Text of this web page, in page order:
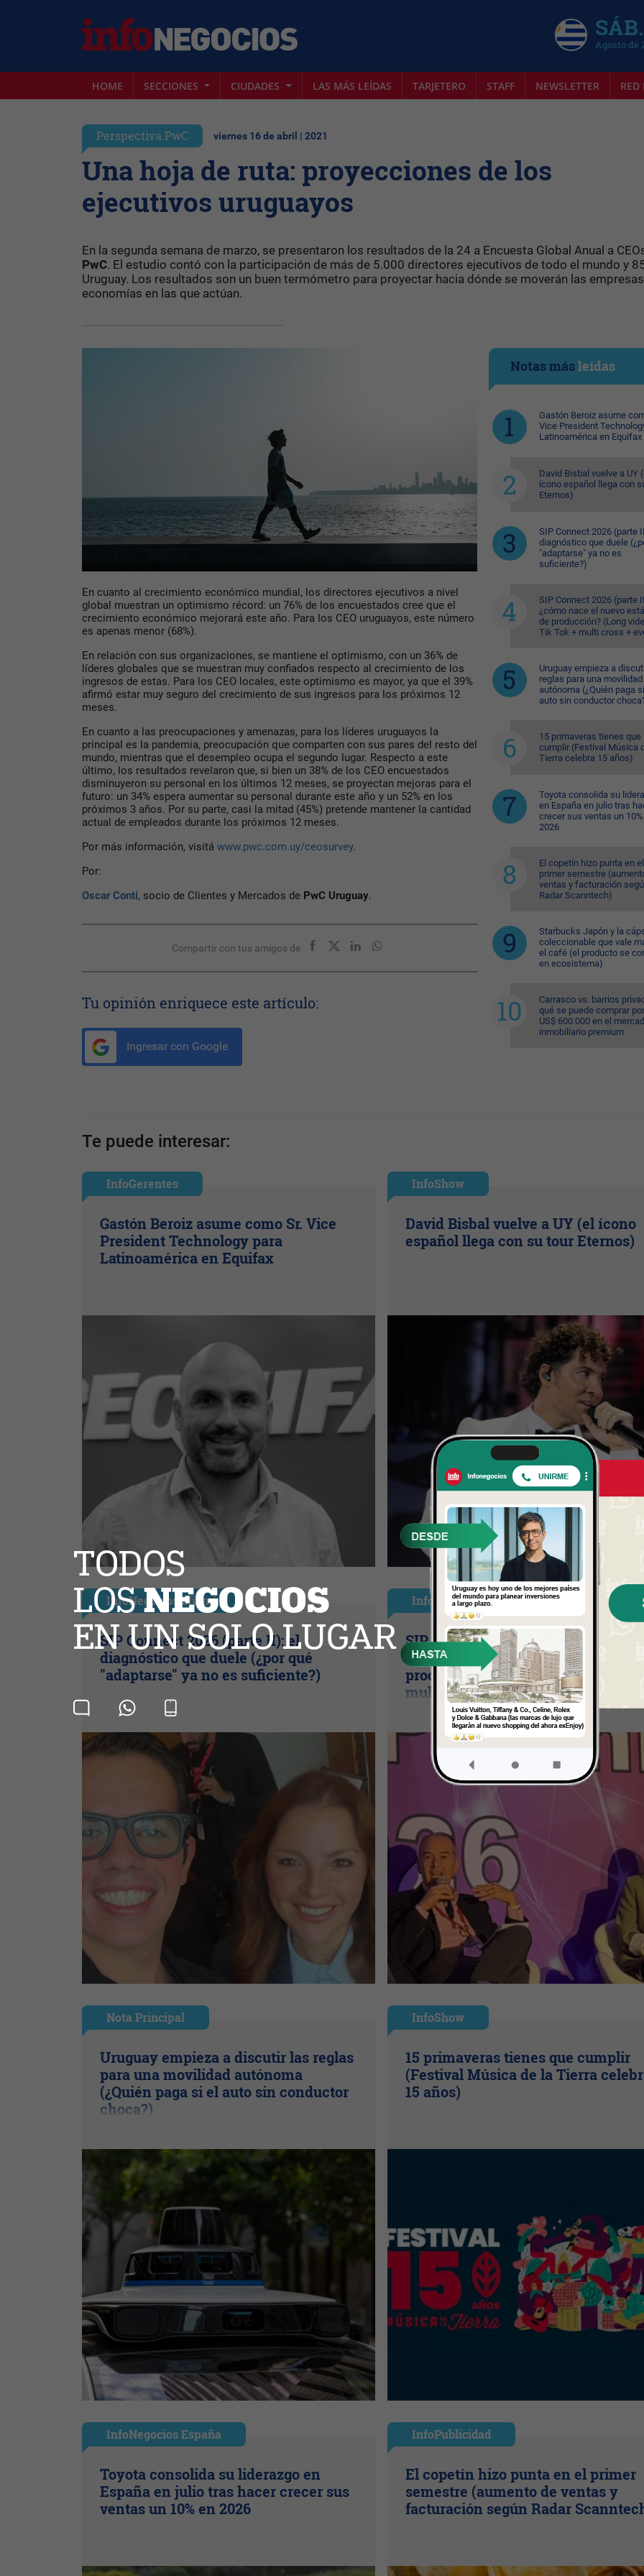
Agosto de
HOME SECCIONES CIUDADES LAS MÁS LEÍDAS TARJETERO STAFF NEWSLETTER
Perspectiva PwC viernes 16 de abril | 2021
Una hoja de ruta: proyecciones de los
ejecutivos uruguayos
En la segunda semana de marzo, se presentaron los resultados de la 24 a Encuesta Global Anual a
PwC. El estudio contó con la participación de más de 5.000 directores ejecutivos de todo el mundo y
Uruguay. Los resultados son un buen termómetro para proyectar hacia dónde se moverán las
economías en las que actúan.
En cuanto al crecimiento económico mundial, los directores ejecutivos a nivel
global muestran un optimismo récord: un 76% de los encuestados cree que el
crecimiento económico mejorará este año. Para los CEO uruguayos, este número
es apenas menor (68%).
En relación con sus organizaciones, se mantiene el optimismo, con un 36% de
líderes globales que se muestran muy confiados respecto al crecimiento de los
ingresos de estas. Para los CEO locales, este optimismo es mayor, ya que el 39%
afirmó estar muy seguro del crecimiento de sus ingresos para los próximos 12
meses.
En cuanto a las preocupaciones y amenazas, para los líderes uruguayos la
principal es la pandemia, preocupación que comparten con sus pares del resto del
mundo, mientras que el desempleo ocupa el segundo lugar. Respecto a este
último, los resultados revelaron que, si bien un 38% de los CEO encuestados
disminuyeron su personal en los últimos 12 meses, se proyectan mejoras para el
futuro: un 34% espera aumentar su personal durante este año y un 52% en los
próximos 3 años. Por su parte, casi la mitad (45%) pretende mantener la cantidad
actual de empleados durante los próximos 12 meses.
Por más información, visitá www.pwc.com.uy/ceosurvey.
Por:
Oscar Conti, socio de Clientes y Mercados de PwC Uruguay.
Compartir con tus amigos de
Tu opinión enriquece este artículo:
Ingresar con Google
Notas másleídas
Gastón Beroiz asume
Vice President
Latinoamérica en Equifax
David Bisbal vuelve a UY
ícono español llega con
Eternos)
SIP Connect 2026 (parte
diagnóstico que duele
"adaptarse" ya no es
suficiente?)
SIP Connect 2026 (parte
¿cómo nace el nuevo
de producción? (Long
Tik Tok + multi cross +
Uruguay empieza a
reglas para una movilidad
autónoma (¿Quién paga
auto sin conductor
15 primaveras tienes que
cumplir (Festival Música
Tierra celebra 15 años)
Toyota consolida su
en España en julio tras
crecer sus ventas un
2026
El copetín hizo punta en el
primer semestre
ventas y facturación
Radar Scanntech)
Starbucks Japón y la
coleccionable que vale
el café (el producto se
en ecosistema)
Carrasco vs. barrios
qué se puede comprar
US$ 600.000 en el
inmobiliario premium
Te puede interesar:
InfoGerentes
Gastón Beroiz asume como Sr. Vice
President Technology para
Latinoamérica en Equifax
InfoShow
David Bisbal vuelve a UY (el ícono
español llega con su tour Eternos)
InfoNegocios Miami
SIP Connect 2026 (parte II): el
diagnóstico que duele (¿por qué
"adaptarse" ya no es suficiente?)
InfoNegocios Miami
SIP Connect 2026 (parte III): ¿cómo
nace el nuevo estándar de
producción? (Long video + Tik Tok
multi cross + eventos)
Nota Principal
Uruguay empieza a discutir las reglas
para una movilidad autónoma
(¿Quién paga si el auto sin conductor
choca?)
InfoShow
15 primaveras tienes que cumplir
(Festival Música de la Tierra
15 años)
InfoNegocios España
Toyota consolida su liderazgo en
España en julio tras hacer crecer sus
ventas un 10% en 2026
InfoPublicidad
El copetín hizo punta en el primer
semestre (aumento de ventas y
facturación según Radar